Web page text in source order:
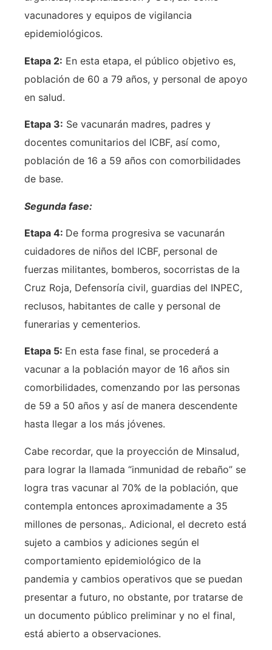
vacunadores y equipos de vigilancia
epidemiológicos.
Etapa 2: En esta etapa, el público objetivo es,
población de 60 a 79 años, y personal de apoyo
en salud.
Etapa 3: Se vacunarán madres, padres y
docentes comunitarios del ICBF, así como,
población de 16 a 59 años con comorbilidades
de base.
Segunda fase:
Etapa 4: De forma progresiva se vacunarán
cuidadores de niños del ICBF, personal de
fuerzas militantes, bomberos, socorristas de la
Cruz Roja, Defensoría civil, guardias del INPEC,
reclusos, habitantes de calle y personal de
funerarias y cementerios.
Etapa 5: En esta fase final, se procederá a
vacunar a la población mayor de 16 años sin
comorbilidades, comenzando por las personas
de 59 a 50 años y así de manera descendente
hasta llegar a los más jóvenes.
Cabe recordar, que la proyección de Minsalud,
para lograr la llamada “inmunidad de rebaño” se
logra tras vacunar al 70% de la población, que
contempla entonces aproximadamente a 35
millones de personas,. Adicional, el decreto está
sujeto a cambios y adiciones según el
comportamiento epidemiológico de la
pandemia y cambios operativos que se puedan
presentar a futuro, no obstante, por tratarse de
un documento público preliminar y no el final,
está abierto a observaciones.